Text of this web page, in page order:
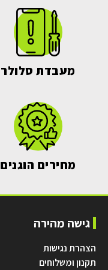
מעבדת סלולר
מחירים הוגנים
גישה מהירה
הצהרת נגישות
תקנון ומשלוחים